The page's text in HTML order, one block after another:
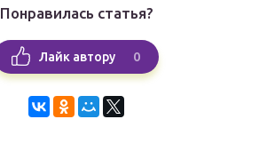
Понравилась статья?
Лайк автору 0